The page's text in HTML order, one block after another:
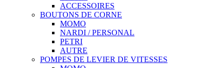
ACCESSOIRES
BOUTONS DE CORNE
MOMO
NARDI / PERSONAL
PETRI
AUTRE
POMPES DE LEVIER DE VITESSES